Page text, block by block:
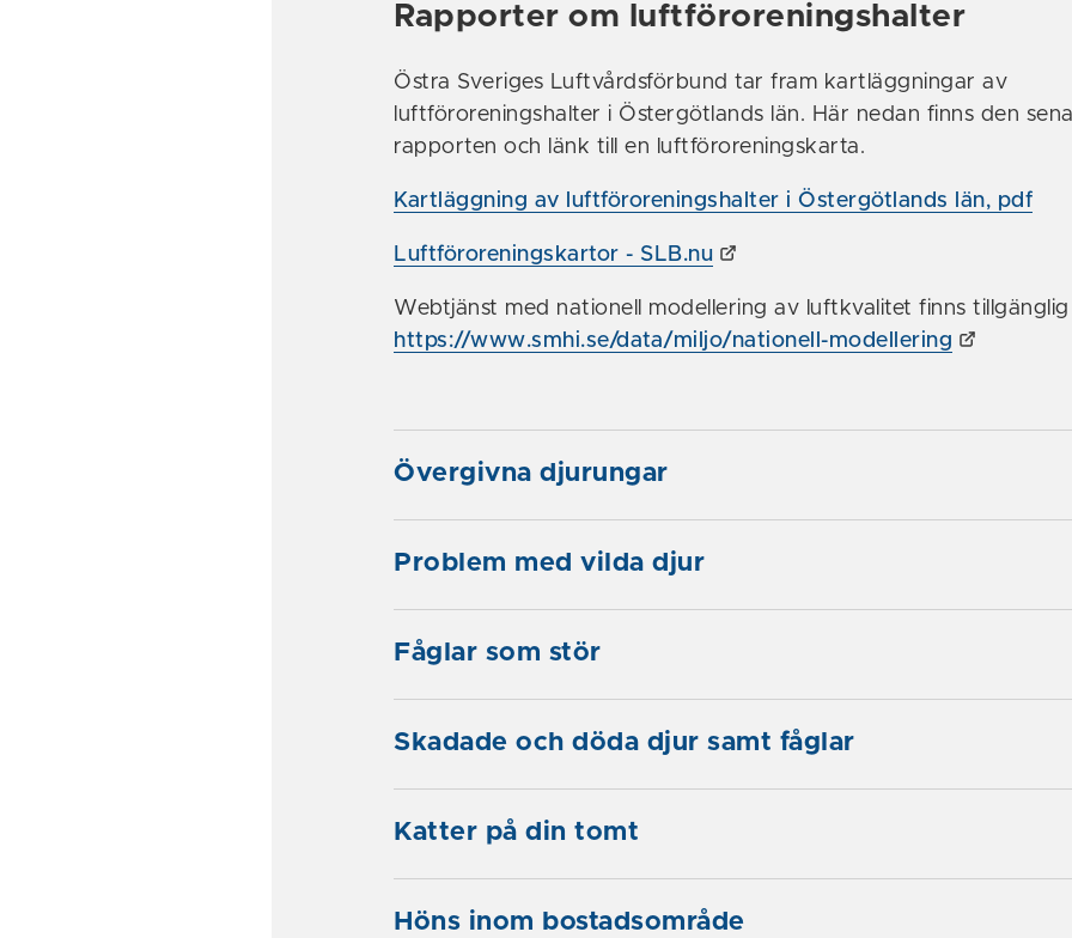
Rapporter om luftföroreningshalter
Östra Sveriges Luftvårdsförbund tar fram kartläggningar av
luftföroreningshalter i Östergötlands län. Här nedan finns den
rapporten och länk till en luftföroreningskarta.
Kartläggning av luftföroreningshalter i Östergötlands län, pdf
Luftföroreningskartor - SLB.nu
Webtjänst med nationell modellering av luftkvalitet finns tillgänglig
https://www.smhi.se/data/miljo/nationell-modellering
Övergivna djurungar
Problem med vilda djur
Fåglar som stör
Skadade och döda djur samt fåglar
Katter på din tomt
Höns inom bostadsområde